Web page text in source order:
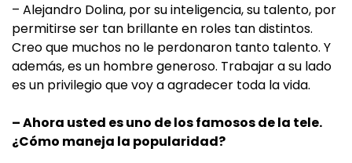
– Alejandro Dolina, por su inteligencia, su talento, por
permitirse ser tan brillante en roles tan distintos.
Creo que muchos no le perdonaron tanto talento. Y
además, es un hombre generoso. Trabajar a su lado
es un privilegio que voy a agradecer toda la vida.
– Ahora usted es uno de los famosos de la tele.
¿Cómo maneja la popularidad?